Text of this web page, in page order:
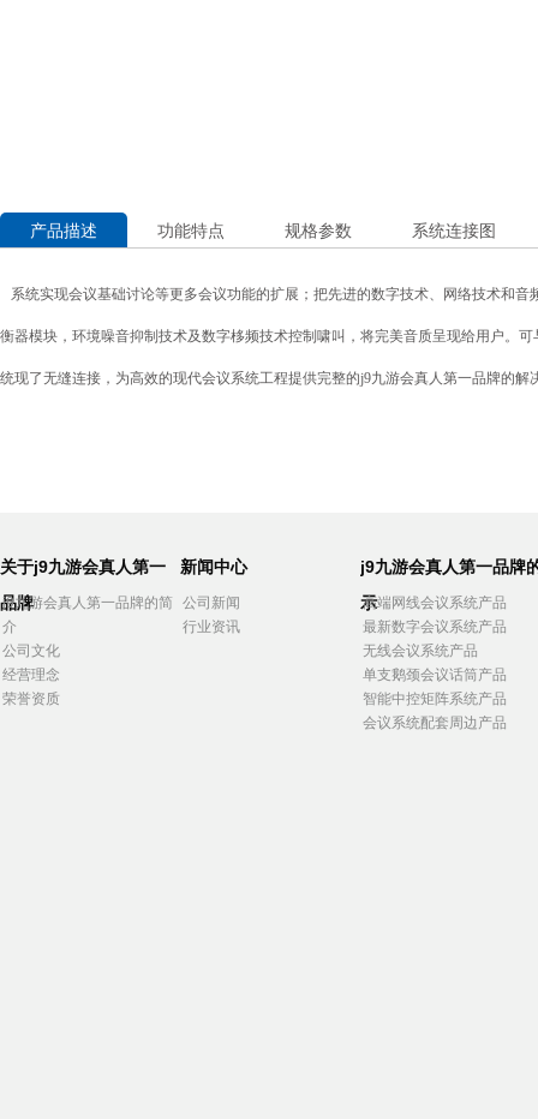
产品描述 功能特点 规格参数 系统连接图
系统实现会议基础讨论等更多会议功能的扩展；把先进的数字技术、网络技术和音
衡器模块，环境噪音抑制技术及数字栘频技术控制啸叫，将完美音质呈现给用户。可
统现了无缝连接，为高效的现代会议系统工程提供完整的j9九游会真人第一品牌的解
关于j9九游会真人第一
品牌
j9九游会真人第一品牌的简
介
公司文化
经营理念
荣誉资质
新闻中心
公司新闻
行业资讯
j9九游会真人第一品牌
示
高端网线会议系统产品
最新数字会议系统产品
无线会议系统产品
单支鹅颈会议话筒产品
智能中控矩阵系统产品
会议系统配套周边产品